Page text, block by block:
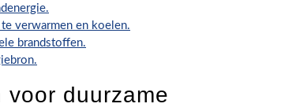
verwarmen en koelen.
brandstoffen.
duurzame